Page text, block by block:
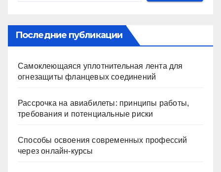
Последние публикации
Самоклеющаяся уплотнительная лента для
огнезащиты фланцевых соединений
Рассрочка на авиабилеты: принципы работы,
требования и потенциальные риски
Способы освоения современных профессий
через онлайн-курсы